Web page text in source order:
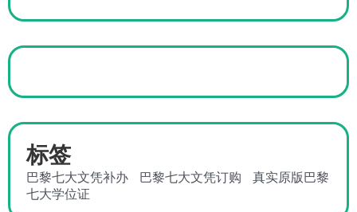
标签
巴黎七大文凭补办 巴黎七大文凭订购
真实原版巴黎
七大学位证